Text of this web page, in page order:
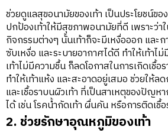
ช่วยดูแลสุขอนามัยของเท้า เป็นประโยชน์ขอ
ปกป้องเท้าให้มีสุขภาพอนามัยที่ดี เพราะว่า
กิจกรรมต่างๆ นั้นเท้าก็จะมีเหงื่อออก และก
ซับเหงื่อ และระบายอากาศได้ดี ทำให้เท้าไ
เท้าไม่มีความชื้น ก็ลดโอกาสในการเกิดเชื้
ทำให้เท้าแห้ง และสะอาดอยู่เสมอ ช่วยให้ล
และเชื้อราบนผิวเท้า ที่เป็นสาเหตุของปัญห
ได้ เช่น โรคน้ำกัดเท้า ผื่นคัน หรือการติดเชื้
2. ช่วยรักษาอุณหภูมิของเท้า